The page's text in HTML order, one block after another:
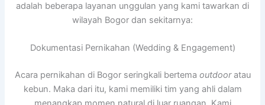
adalah beberapa layanan unggulan yang kami tawarkan di
wilayah Bogor dan sekitarnya:
Dokumentasi Pernikahan (Wedding & Engagement)
Acara pernikahan di Bogor seringkali bertema outdooratau
kebun. Maka dari itu, kami memiliki tim yang ahli dalam